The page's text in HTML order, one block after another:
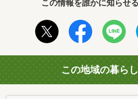
この情報を誰かに知らせ
この地域の暮ら